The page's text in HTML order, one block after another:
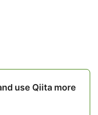
use Qiita more